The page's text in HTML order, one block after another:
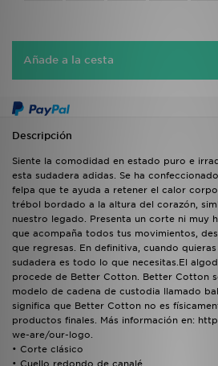
Añade a la cesta
Descripción
Siente la comodidad en estado puro e
esta sudadera adidas. Se ha
felpa que te ayuda a retener el calor
trébol bordado a la altura del corazón,
nuestro legado. Presenta un corte ni muy
que acompaña todos tus movimientos,
que regresas. En definitiva, cuando
sudadera es todo lo que necesitas.El
procede de Better Cotton. Better Cotton
modelo de cadena de custodia llamado
significa que Better Cotton no es
productos finales. Más información en:
we-are/our-logo.
• Corte clásico
• Cuello redondo de canalé